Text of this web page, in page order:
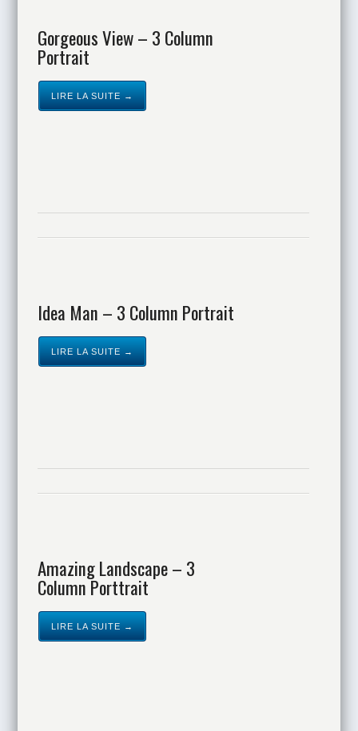
Gorgeous View – 3 Column
Portrait
LIRE LA SUITE →
Idea Man – 3 Column Portrait
LIRE LA SUITE →
Amazing Landscape – 3
Column Porttrait
LIRE LA SUITE →